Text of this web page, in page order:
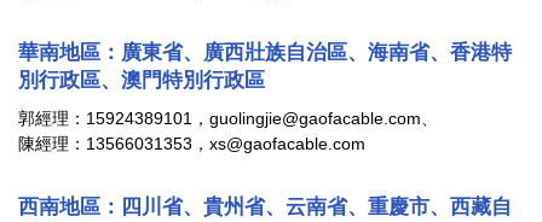
華南地區 ：廣東省、廣西壯族自治區、海南省、香港特
別行政區、澳門特別行政區
郭經理：15924389101，guolingjie@gaofacable.com、
陳經理：13566031353，xs@gaofacable.com
西南地區 ：四川省、貴州省、云南省、重慶市、西藏自